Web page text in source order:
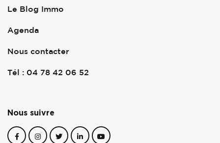
Le Blog Immo
Agenda
Nous contacter
Tél : 04 78 42 06 52
Nous suivre